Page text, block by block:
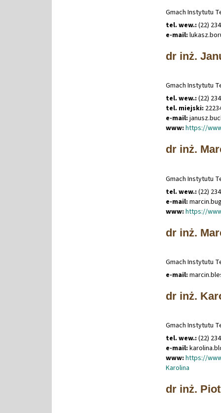
Gmach Instytutu
tel. wew.: (22)
e-mail: lukasz.
dr inż.
Gmach Instytutu
tel. wew.: (22)
tel. miejski:
e-mail: janusz.
www: https://
dr inż.
Gmach Instytutu
tel. wew.: (22)
e-mail: marcin.
www: https://
dr inż.
Gmach Instytutu
e-mail: marcin.
dr inż.
Gmach Instytutu
tel. wew.: (22)
e-mail: karolina.
www: https://
Karolina
dr inż.